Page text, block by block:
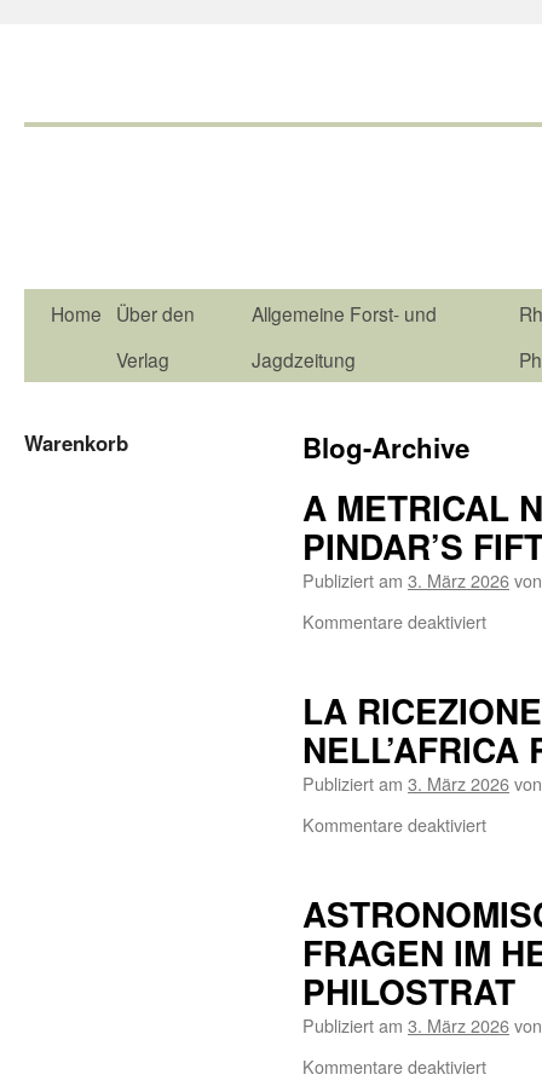
Home
Über den
Verlag
Allgemeine Forst- und
Jagdzeitung
Blog-Archive
A METRICAL
PINDAR’S
Publiziert am 3. März 2026von
Kommentare deaktiviert
LA
NELL’AFRICA
Publiziert am 3. März 2026von
Kommentare deaktiviert
FRAGEN IM
PHILOSTRAT
Publiziert am 3. März 2026von
Kommentare deaktiviert
Warenkorb